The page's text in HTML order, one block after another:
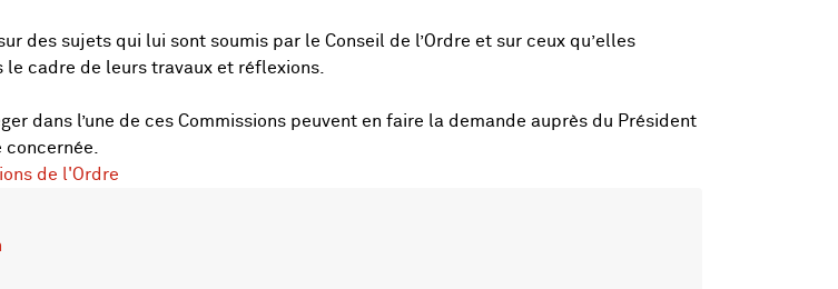
des sujets qui lui sont soumis par le Conseil de l’Ordre et sur ceux qu’elles
cadre de leurs travaux et réflexions.
dans l’une de ces Commissions peuvent en faire la demande auprès du Président
de l'Ordre